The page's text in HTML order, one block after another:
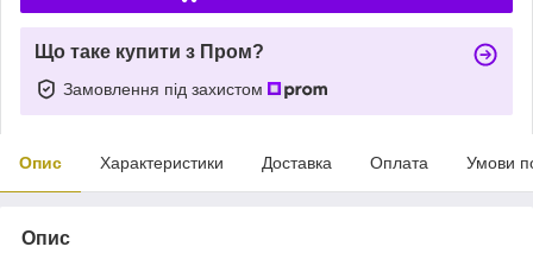
Що таке купити з Пром?
Замовлення під захистом
Опис Характеристики Доставка Оплата Умови
Опис